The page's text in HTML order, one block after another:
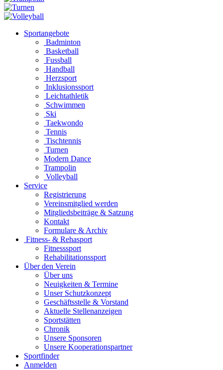
Sportangebote
Badminton
Basketball
Fussball
Handball
Herzsport
Inklusionssport
Leichtathletik
Schwimmen
Ski
Taekwondo
Tennis
Tischtennis
Turnen
Modern Dance
Trampolin
Volleyball
Service
Registrierung
Vereinsmitglied werden
Mitgliedsbeiträge & Satzung
Kontakt
Formulare & Archiv
Fitness- & Rehasport
Fitnesssport
Rehabilitationssport
Über den Verein
Über uns
Neuigkeiten & Termine
Unser Schutzkonzept
Geschäftsstelle & Vorstand
Aktuelle Stellenanzeigen
Sportstätten
Chronik
Unsere Sponsoren
Unsere Kooperationspartner
Sportfinder
Anmelden